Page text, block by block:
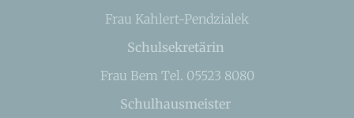
Frau Kahlert-Pendzialek
Schulsekretärin
Frau Bem Tel. 05523 8080
Schulhausmeister